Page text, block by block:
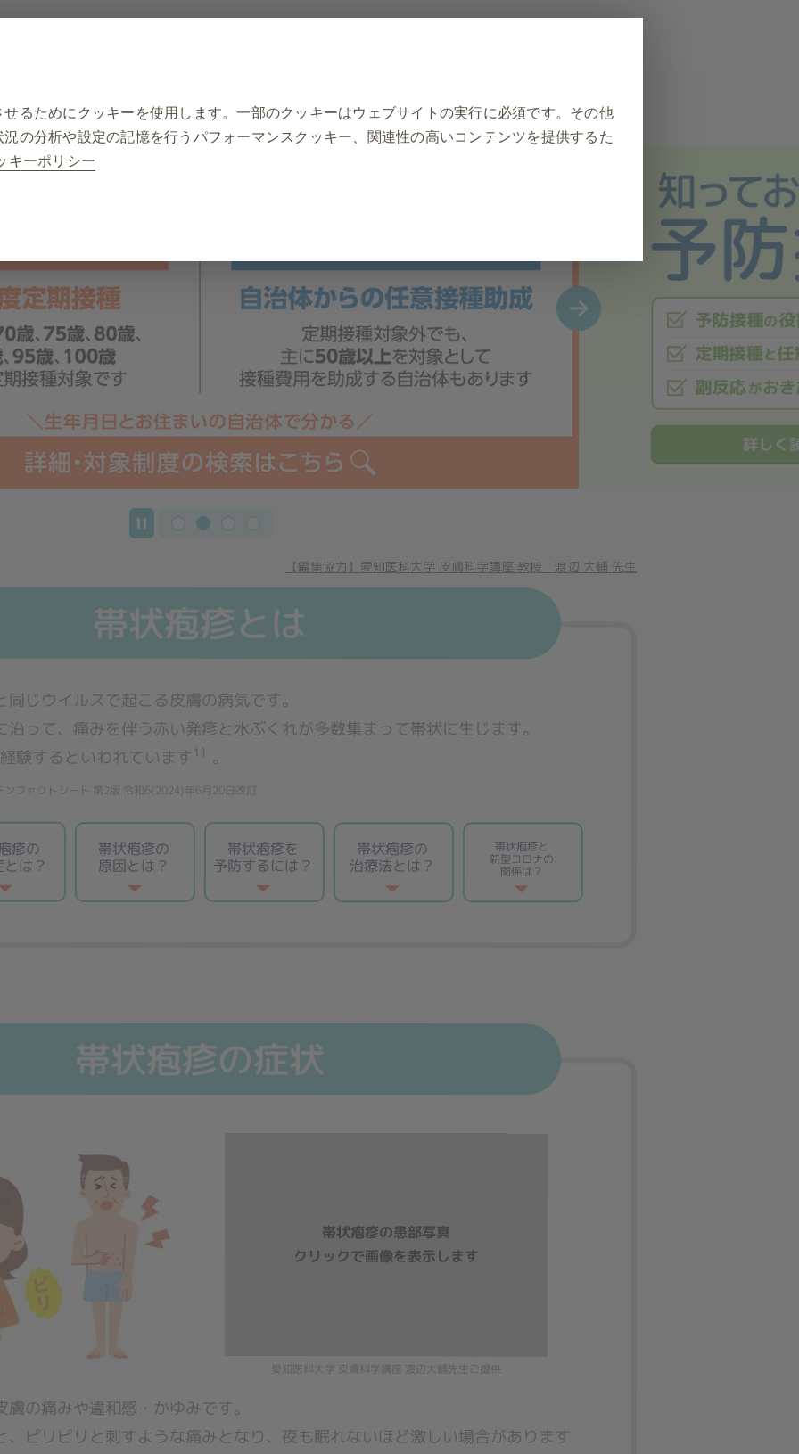
治療法 帯状疱疹Q&A もっと知りたい帯状疱疹 定期接種と費用補助
【編集協力】愛知医科大学 皮膚科学講座 教授 渡辺 大輔 先生
帯状疱疹とは
じウイルスで起こる皮膚の病気です。
って、痛みを伴う赤い発疹と水ぶくれが多数集まって帯状に生じます。
験するといわれています 1） 。
ファクトシート 第2版 令和6(2024)年6月20日改訂
疹の
は？
帯状疱疹の
原因とは？
帯状疱疹を
予防するには？
帯状疱疹の
治療法とは？
帯状疱疹と
新型コロナの
関係は？
帯状疱疹の症状
愛知医科大学 皮膚科学講座 渡辺大輔先生ご提供
の痛みや違和感・かゆみです。
ピリピリと刺すような痛みとなり、夜も眠れないほど激しい場合があります
るためにクッキーを使用します。一部のクッキーはウェブサイトの実行に必須です。その他
の分析や設定の記憶を行うパフォーマンスクッキー、関連性の高いコンテンツを提供するた
キーポリシー
タの保存、クッキーとタグの設定の管理、ウェブサイトのセキュリティの保護など、ウェブ
す。さらに、一部のクッキーは、プライバシー設定、ログイン、フォームへの記入など、サ
ーのアクションに応じて設定されます。これらのクッキーをブロックしたり警告したりする
イトの一部が機能しなくなります。これらのクッキーには個人を特定する情報は保存されま
）